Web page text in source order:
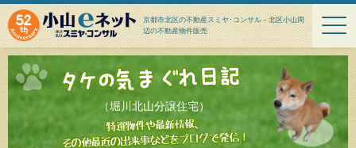
京都市北区の不動産スミヤ･コンサル－北区小山周
辺の不動産物件販売
（堀川北山分譲住宅）